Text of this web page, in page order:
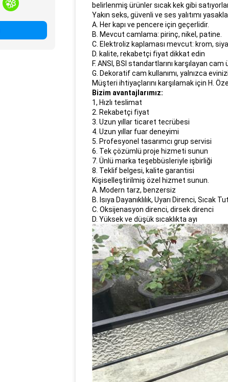
belirlenmiş ürünler sıcak kek gibi
Yakın seks, güvenli ve ses yalıtımı
A. Her kapı ve pencere için geçerlidir.
B. Mevcut camlama: pirinç, nikel, patine.
C. Elektroliz kaplaması mevcut: krom,
D. kalite, rekabetçi fiyat dikkat edin
F. ANSI, BSI standartlarını karşılayan
G. Dekoratif cam kullanımı, yalnızca
Müşteri ihtiyaçlarını karşılamak için H.
Bizim avantajlarımız:
1, Hızlı teslimat
2. Rekabetçi fiyat
3. Uzun yıllar ticaret tecrübesi
4. Uzun yıllar fuar deneyimi
5. Profesyonel tasarımcı grup servisi
6. Tek çözümlü proje hizmeti sunun
7. Ünlü marka teşebbüsleriyle işbirliği
8. Teklif belgesi, kalite garantisi
Kişiselleştirilmiş özel hizmet sunun.
A. Modern tarz, benzersiz
B. Isıya Dayanıklılık, Uyarı Direnci, Sıcak
C. Oksijenasyon direnci, dirsek direnci
D. Yüksek ve düşük sıcaklıkta ayı